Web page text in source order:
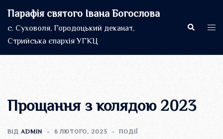
до
вмісту
Парафія святого Івана Богослова
с. Суховоля, Городоцький деканат,
Стрийська єпархія УГКЦ
Пошук
Прощання з колядою 2023
ВІД ADMIN 6 ЛЮТОГО, 2023 ПОДІЇ